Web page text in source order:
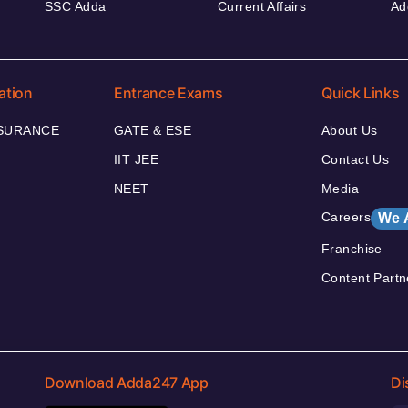
SSC Adda
Current Affairs
Entrance Exams
GATE & ESE
IIT JEE
NEET
Quick Links
About Us
Contact Us
Media
Careers We
Franchise
Content
Download Adda247 App